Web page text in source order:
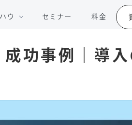
ウ セミナー 料金
功事例｜導